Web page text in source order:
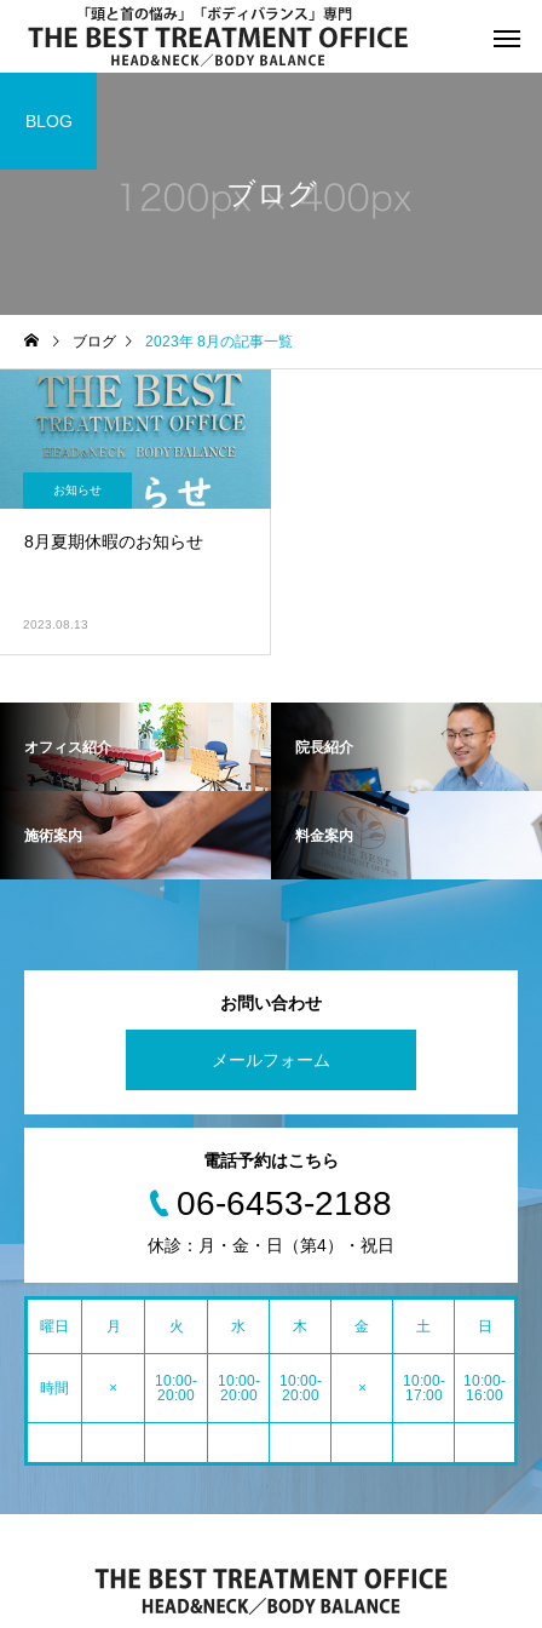
年末年始休診日のお知らせ
8月13日(水)午後休診の
ブログ
BLOG
ブログ 2023年 8月の記事一覧
お知らせ
8月夏期休暇のお知らせ
2023.08.13
オフィス紹介 院長紹介
施術案内 料金案内
お問い合わせ
メールフォーム
電話予約はこちら
06-6453-2188
休診：月・金・日（第4）・祝日
曜日 月 火 水 木 金 土 日
時間 ×
10:00-
20:00
10:00-
20:00
10:00-
20:00
×
10:00-
17:00
10:00-
16:00